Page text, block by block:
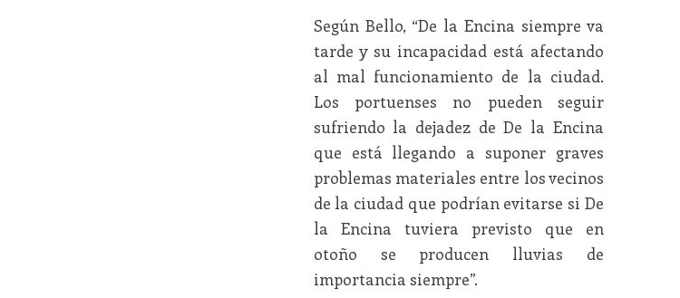
Según Bello, “De la Encina siempre va
tarde y su incapacidad está afectando
al mal funcionamiento de la ciudad.
Los portuenses no pueden seguir
sufriendo la dejadez de De la Encina
que está llegando a suponer graves
problemas materiales entre los vecinos
de la ciudad que podrían evitarse si De
la Encina tuviera previsto que en
otoño se producen lluvias de
importancia siempre”.